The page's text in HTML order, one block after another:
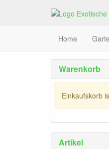
Home
Warenkorb
Einkaufskorb
Artikel